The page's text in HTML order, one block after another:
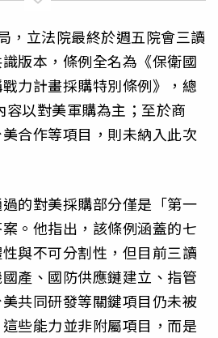
，立法院最終於週五院會三讀
版本，條例全名為《保衛國
力計畫採購特別條例》，總
以對美軍購為主；至於商
合作等項目，則未納入此次
的對美採購部分僅是「第一
。他指出，該條例涵蓋的七
與不可分割性，但目前三讀
產、國防供應鏈建立、指管
共同研發等關鍵項目仍未被
些能力並非附屬項目，而是